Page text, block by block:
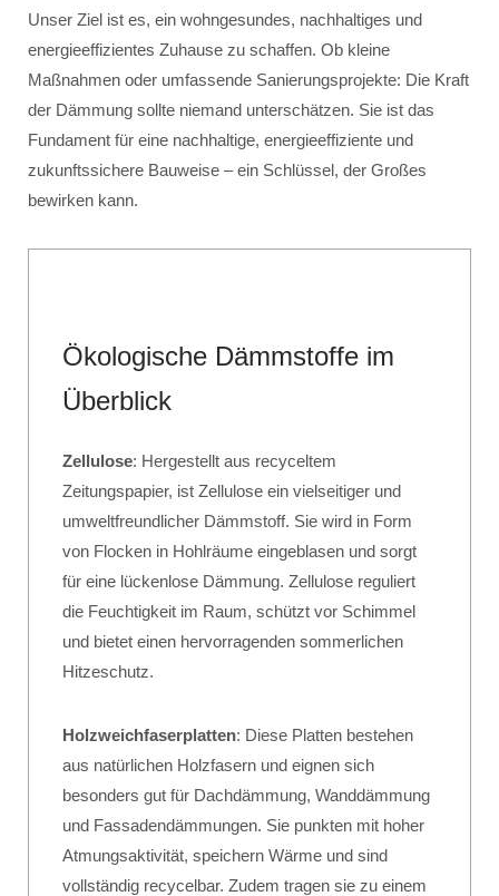
Unser Ziel ist es, ein wohngesundes, nachhaltiges und
energieeffizientes Zuhause zu schaffen. Ob kleine
Maßnahmen oder umfassende Sanierungsprojekte: Die Kraft
der Dämmung sollte niemand unterschätzen. Sie ist das
Fundament für eine nachhaltige, energieeffiziente und
zukunftssichere Bauweise – ein Schlüssel, der Großes
bewirken kann.
Ökologische Dämmstoffe im
Überblick
Zellulose: Hergestellt aus recyceltem
Zeitungspapier, ist Zellulose ein vielseitiger und
umweltfreundlicher Dämmstoff. Sie wird in Form
von Flocken in Hohlräume eingeblasen und sorgt
für eine lückenlose Dämmung. Zellulose reguliert
die Feuchtigkeit im Raum, schützt vor Schimmel
und bietet einen hervorragenden sommerlichen
Hitzeschutz.
Holzweichfaserplatten: Diese Platten bestehen
aus natürlichen Holzfasern und eignen sich
besonders gut für Dachdämmung, Wanddämmung
und Fassadendämmungen. Sie punkten mit hoher
Atmungsaktivität, speichern Wärme und sind
vollständig recycelbar. Zudem tragen sie zu einem